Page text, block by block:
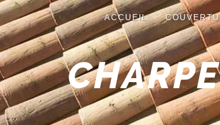
Panneau de gestion des cookies
ACCUEIL